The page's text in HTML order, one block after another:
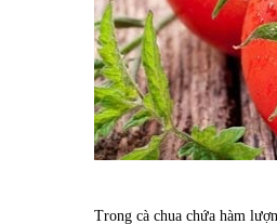
Trong cà chua chứa hàm